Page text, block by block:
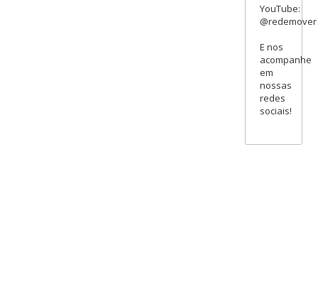
YouTube:
@redemover
E nos
acompanhe
em
nossas
redes
sociais!